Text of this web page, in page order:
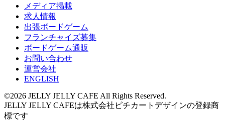
メディア掲載
求人情報
出張ボードゲーム
フランチャイズ募集
ボードゲーム通販
お問い合わせ
運営会社
ENGLISH
©2026 JELLY JELLY CAFE All Rights Reserved.
JELLY JELLY CAFEは株式会社ピチカートデザインの登録商
標です